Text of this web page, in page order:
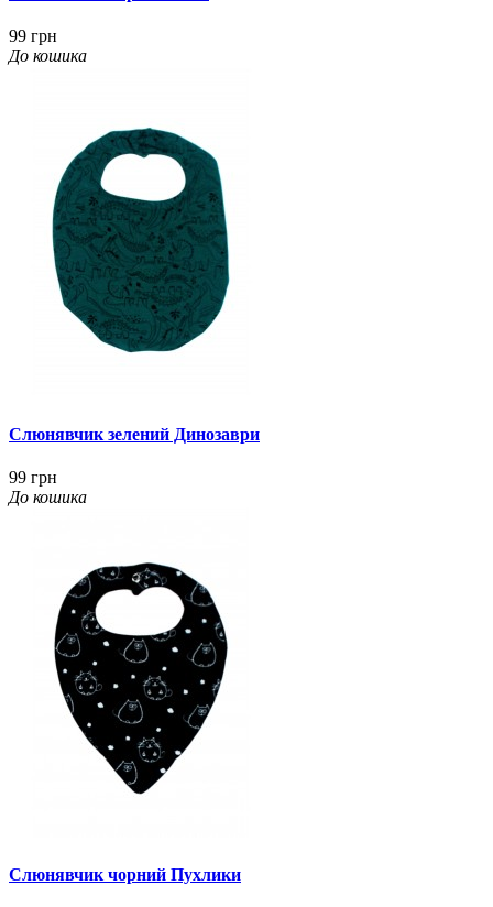
99 грн
До кошика
Слюнявчик зелений Динозаври
99 грн
До кошика
Слюнявчик чорний Пухлики